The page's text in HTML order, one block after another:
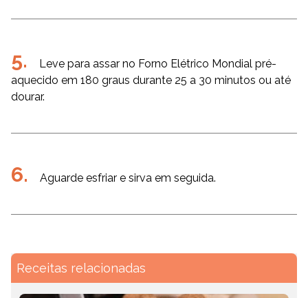
Leve para assar no Forno Elétrico Mondial pré-
aquecido em 180 graus durante 25 a 30 minutos ou até
dourar.
Aguarde esfriar e sirva em seguida.
Receitas relacionadas